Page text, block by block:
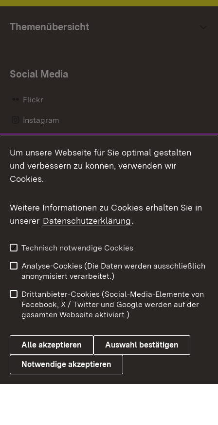
Themenübersicht
Social Media
Flickr
Instagram
Mastodon
Messenger
Social Wall
X / Twitter
Youtube
Link zum Landesportal
Benutzungshinweise
Barrierefreiheit
Datenschutz
Cookies
Um unsere Webseite für Sie optimal gestalten
und verbessern zu können, verwenden wir
Cookies.
Weitere Informationen zu Cookies erhalten Sie in
unserer Datenschutzerklärung.
Technisch notwendige Cookies
Analyse-Cookies (Die Daten werden ausschließlich
anonymisiert verarbeitet.)
Drittanbieter-Cookies (Social-Media-Elemente von
Facebook, X / Twitter und Google werden auf der
gesamten Webseite aktiviert.)
Alle akzeptieren Auswahl bestätigen
Notwendige akzeptieren